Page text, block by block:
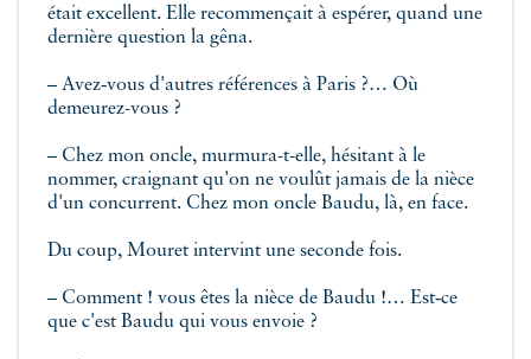
était excellent. Elle recommençait à espérer, quand une
dernière question la gêna.
– Avez‑vous d'autres références à Paris ?… Où
demeurez-vous ?
– Chez mon oncle, murmura-t-elle, hésitant à le
nommer, craignant qu'on ne voulût jamais de la nièce
d'un concurrent. Chez mon oncle Baudu, là, en face.
Du coup, Mouret intervint une seconde fois.
– Comment ! vous êtes la nièce de Baudu !… Est‑ce
que c'est Baudu qui vous envoie ?